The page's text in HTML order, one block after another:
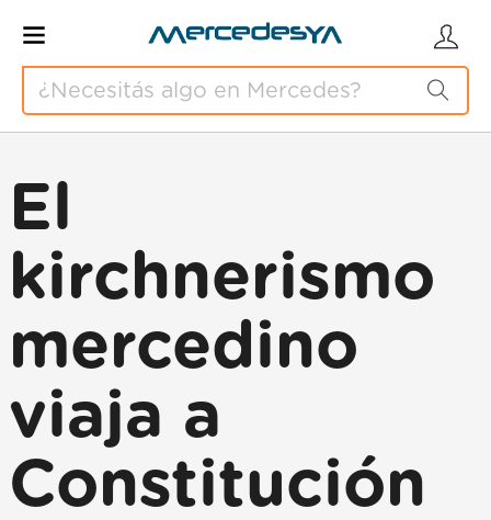
El
kirchnerismo
mercedino
viaja a
Constitución